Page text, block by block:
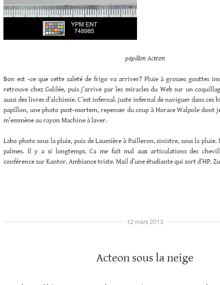
papillon Acteon
Bon est -ce que cette saleté de frigo va arriver? Pluie à grosses gouttes
retrouve chez Galilée, puis j’arrive par les miracles du Web sur un
aussi des livres d’alchimie. C’est infernal. juste infernal de naviguer dans ces
papillon, une photo post-mortem, repenser du coup à Horace Walpole dont
m’emmène au rayon Machine à laver.
Labo photo sous la pluie, puis de Laumière à Pailleron, sinistre, sous la pluie.
palmes. Il y a si longtemps. Ca me fait mal aux articulations des
conférence sur Kantor. Ambiance triste. Mail d’une étudiante qui sort d’HP.
Acteon sous la neige
12 mars 2013